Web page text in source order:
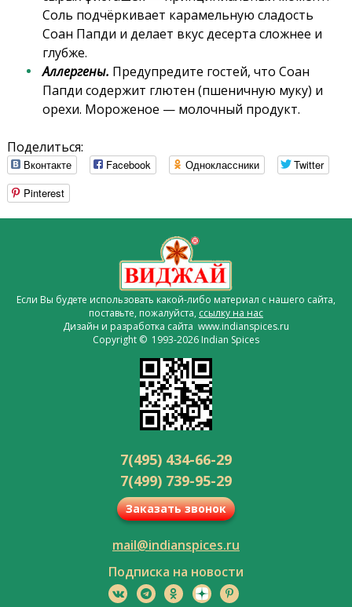
Соль подчёркивает карамельную сладость
Соан Папди и делает вкус десерта сложнее и
глубже.
Аллергены. Предупредите гостей, что Соан
Папди содержит глютен (пшеничную муку) и
орехи. Мороженое — молочный продукт.
Поделиться:
Вконтакте Facebook Одноклассники
Twitter
Pinterest
Если Вы будете использовать какой-либо материал с нашего сайта,
поставьте, пожалуйста, ссылку на нас
Дизайн и разработка сайта www.indianspices.ru
Copyright © 1993-2026 Indian Spices
7(495) 434-66-29
7(499) 739-95-29
Заказать звонок
mail@indianspices.ru
Подписка на новости